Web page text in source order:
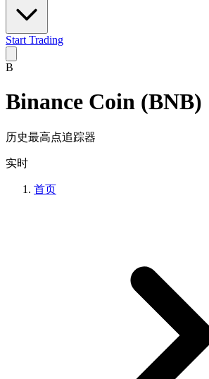
Start Trading
B
Binance Coin (BNB)
历史最高点追踪器
实时
首页